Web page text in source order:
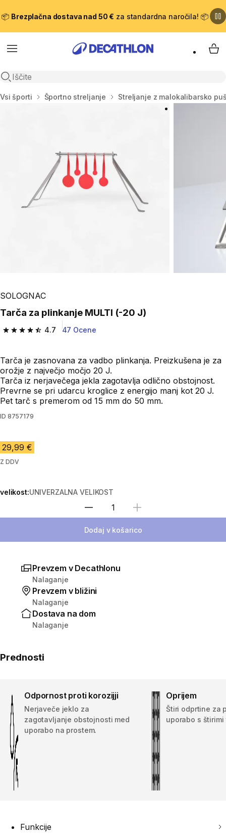
📦 Brezplačna dostava nad 50 € za standardna naročila! 📦
Meni
Odpri iskanje
Domov
Vsi športi Športno streljanje Streljanje z malokalibarsko
SOLOGNAC
Tarča za plinkanje MULTI (-20 J)
4.7
4.7 od 5 zvezdic from 47 ocene
47 Ocene
Tarča je zasnovana za vadbo plinkanja. Preizkušena je za
orožje z največjo močjo 20 J.
Tarča iz nerjavečega jekla zagotavlja odlično obstojnost.
Prevrne se pri udarcu kroglice z energijo manj kot 20 J.
Pet tarč s premerom od 15 mm do 50 mm.
ID 8757179
29,99 €
Z DDV
velikost:UNIVERZALNA VELIKOST
Izberite količino
Dodaj v košarico
Prevzem v Decathlonu
Nalaganje
Prevzem v bližini
Nalaganje
Dostava na dom
Nalaganje
Prednosti
Odpornost proti korozijji
Nerjaveče jeklo za
zagotavljanje obstojnosti med
uporabo na prostem.
Oprijem
Štiri odprtine za
uporabo s
Funkcije